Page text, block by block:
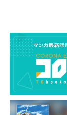
し…？ モンス
ンタジー！